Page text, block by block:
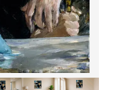
گوستاو کلیمت